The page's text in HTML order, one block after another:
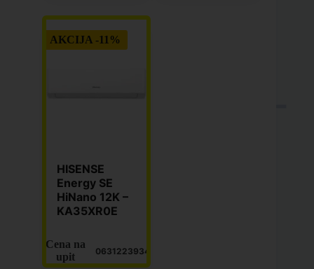
AKCIJA -11%
HISENSE
Energy SE
HiNano 12K –
KA35XR0E
Cena na
upit
0631223934